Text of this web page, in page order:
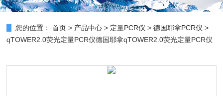
您的位置： 首页 > 产品中心 > 定量PCR仪 >德国耶拿PCR仪 >
qTOWER2.0荧光定量PCR仪德国耶拿qTOWER2.0荧光定量PCR仪